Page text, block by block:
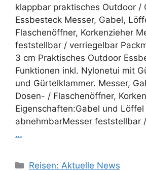
klappbar praktisches Outdoor /
Essbesteck Messer, Gabel,
Flaschenöffner, Korkenzieher
feststellbar / verriegelbar
3 cm Praktisches Outdoor
Funktionen inkl. Nylonetui mit
und Gürtelklammer. Messer,
Dosen- / Flaschenöffner,
Eigenschaften:Gabel und Löffel
abnehmbarMesser feststellbar
…
Kategorien
Reisen: Aktuelle News